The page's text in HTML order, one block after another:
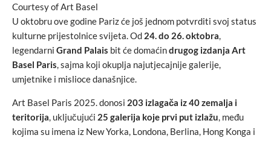
Courtesy of Art Basel
U oktobru ove godine Pariz će još jednom potvrditi svoj status
kulturne prijestolnice svijeta. Od 24. do 26. oktobra,
legendarni Grand Palais bit će domaćindrugog izdanja Art
Basel Paris, sajma koji okuplja najutjecajnije galerije,
umjetnike i mislioce današnjice.
Art Basel Paris 2025. donosi 203 izlagača iz 40 zemalja i
teritorija, uključujući 25 galerija koje prvi put izlažu, među
kojima su imena iz New Yorka, Londona, Berlina, Hong Konga i